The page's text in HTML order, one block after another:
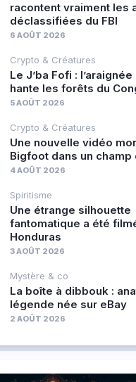
racontent vraiment les
déclassifiées du FBI
6 AOÛT 2026
Crypto & Créatures
Le J’ba Fofi :
hante les forêts du
5 AOÛT 2026
Crypto & Créatures
Une nouvelle vidéo
Bigfoot dans un champ
4 AOÛT 2026
Spiritisme
Une étrange silhouette
fantomatique a été
Honduras
3 AOÛT 2026
Mystère & co
La boîte à dibbouk :
légende née sur eBay
2 AOÛT 2026